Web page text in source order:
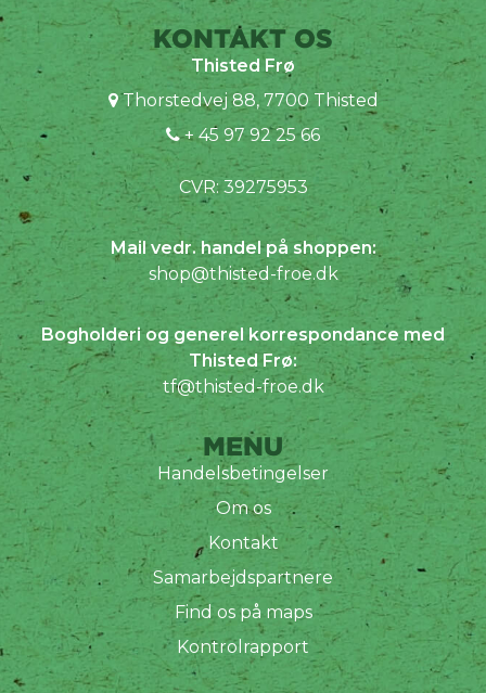
KONTAKT OS
Thisted Frø
Thorstedvej 88, 7700 Thisted
+ 45 97 92 25 66
CVR: 39275953
Mail vedr. handel på shoppen:
shop@thisted-froe.dk
Bogholderi og generel korrespondance med
Thisted Frø:
tf@thisted-froe.dk
MENU
Handelsbetingelser
Om os
Kontakt
Samarbejdspartnere
Find os på maps
Kontrolrapport